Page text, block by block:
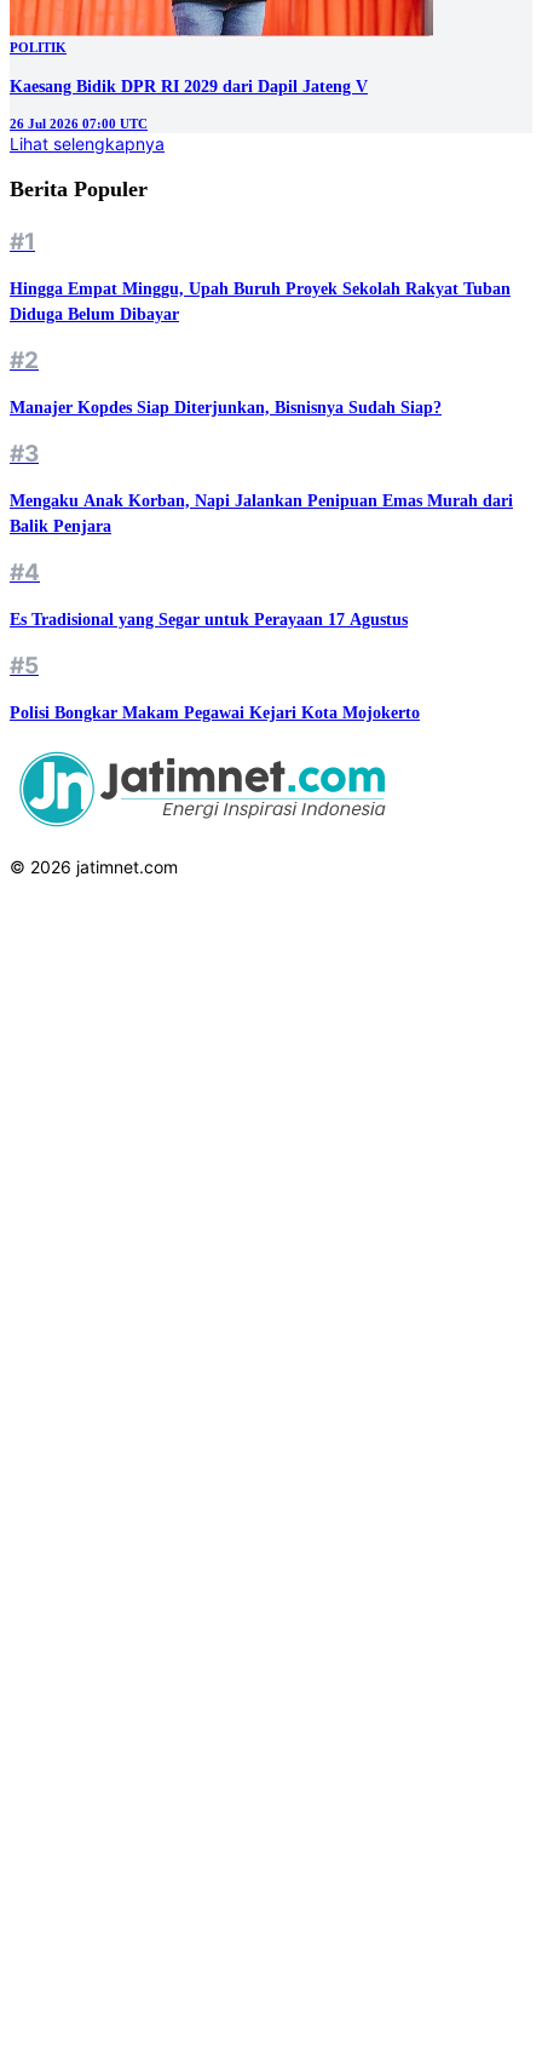
POLITIK
Kaesang Bidik DPR RI 2029 dari Dapil Jateng V
26 Jul 2026 07:00 UTC
Lihat selengkapnya
Berita Populer
#1
Hingga Empat Minggu, Upah Buruh Proyek Sekolah Rakyat Tuban
Diduga Belum Dibayar
#2
Manajer Kopdes Siap Diterjunkan, Bisnisnya Sudah Siap?
#3
Mengaku Anak Korban, Napi Jalankan Penipuan Emas Murah dari
Balik Penjara
#4
Es Tradisional yang Segar untuk Perayaan 17 Agustus
#5
Polisi Bongkar Makam Pegawai Kejari Kota Mojokerto
© 2026 jatimnet.com